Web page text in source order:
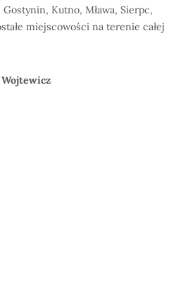
Gostynin, Kutno, Mława, Sierpc,
miejscowości na terenie całej